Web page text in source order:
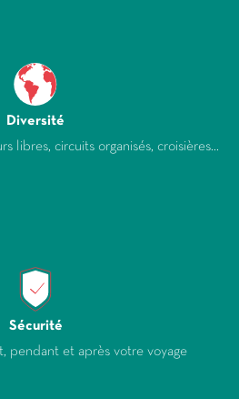
Diversité
libres, circuits organisés, croisières...
Sécurité
pendant et après votre voyage